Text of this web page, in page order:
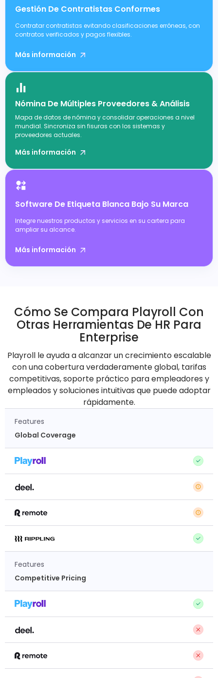
Gestión De Contratistas Conformes
Contratar contratistas evitando clasificaciones erróneas, con
contratos verificados y pagos flexibles.
Más información
Nómina De Múltiples Proveedores & Análisis
Mapa de datos de nómina y consolidar operaciones a nivel
mundial. Sincroniza sin fisuras con los sistemas y
proveedores actuales.
Más información
Software De Etiqueta Blanca Bajo Su Marca
Integre nuestros productos y servicios en su cartera para
ampliar su alcance.
Más información
Cómo Se Compara Playroll Con
Otras Herramientas De HR Para
Enterprise
Playroll le ayuda a alcanzar un crecimiento escalable
con una cobertura verdaderamente global, tarifas
competitivas, soporte práctico para empleadores y
empleados y soluciones intuitivas que puede adoptar
rápidamente.
Features
Global Coverage
Features
Competitive Pricing